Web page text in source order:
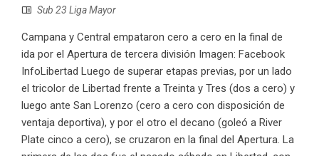
Sub 23 Liga Mayor
Campana y Central empataron cero a cero en la final de
ida por el Apertura de tercera división Imagen: Facebook
InfoLibertad Luego de superar etapas previas, por un lado
el tricolor de Libertad frente a Treinta y Tres (dos a cero) y
luego ante San Lorenzo (cero a cero con disposición de
ventaja deportiva), y por el otro el decano (goleó a River
Plate cinco a cero), se cruzaron en la final del Apertura. La